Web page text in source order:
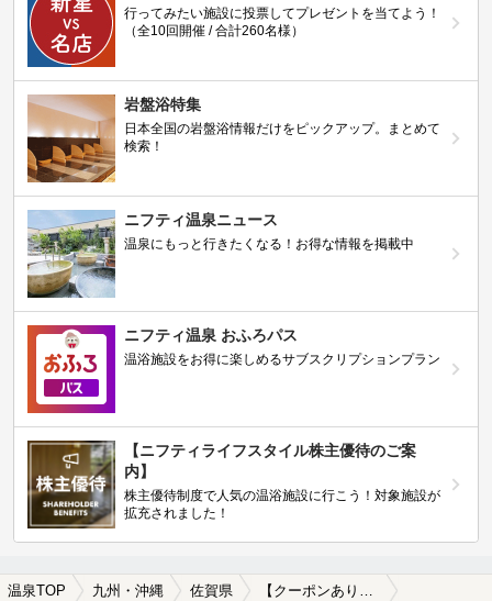
行ってみたい施設に投票してプレゼントを当てよう！
（全10回開催 / 合計260名様）
岩盤浴特集
日本全国の岩盤浴情報だけをピックアップ。まとめて
検索！
ニフティ温泉ニュース
温泉にもっと行きたくなる！お得な情報を掲載中
ニフティ温泉 おふろパス
温浴施設をお得に楽しめるサブスクリプションプラン
【ニフティライフスタイル株主優待のご案
内】
株主優待制度で人気の温浴施設に行こう！対象施設が
拡充されました！
温泉TOP 九州・沖縄 佐賀県 【クーポンあり】炭酸水素塩泉が楽しめる佐賀県の温泉、日帰り温泉、スーパー銭湯おすすめ